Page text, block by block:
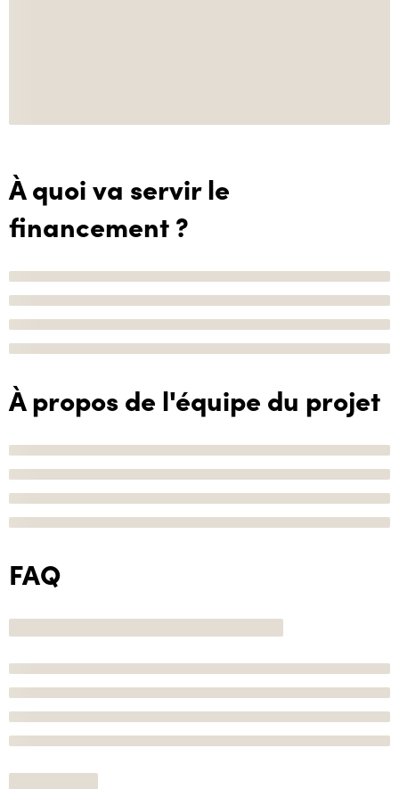
À quoi va servir le
financement ?
À propos de l'équipe du projet
FAQ